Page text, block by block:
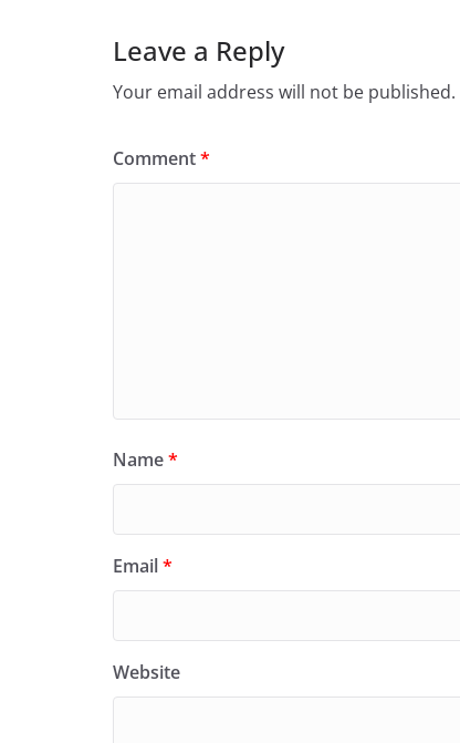
Leave a Reply
Your email address will not be published.
Comment*
Name*
Email*
Website